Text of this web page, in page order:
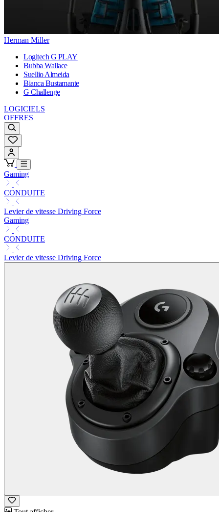
Herman Miller
Logitech G PLAY
Bubba Wallace
Suellio Almeida
Bianca Bustamante
G Challenge
LOGICIELS
OFFRES
Gaming
CONDUITE
Levier de vitesse Driving Force
Gaming
CONDUITE
Levier de vitesse Driving Force